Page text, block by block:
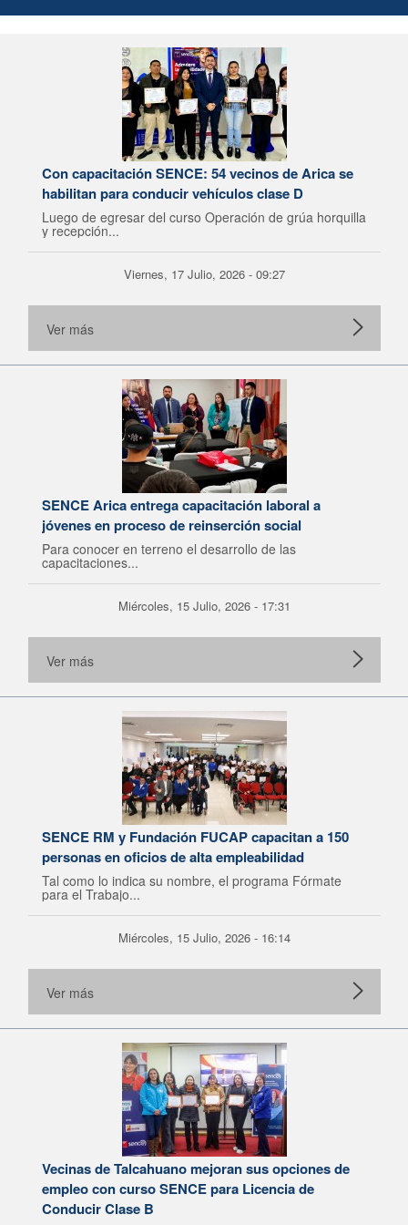
Con capacitación SENCE: 54 vecinos de Arica se
habilitan para conducir vehículos clase D
Luego de egresar del curso Operación de grúa horquilla
y recepción...
Viernes, 17 Julio, 2026 - 09:27
Ver más
SENCE Arica entrega capacitación laboral a
jóvenes en proceso de reinserción social
Para conocer en terreno el desarrollo de las
capacitaciones...
Miércoles, 15 Julio, 2026 - 17:31
Ver más
SENCE RM y Fundación FUCAP capacitan a 150
personas en oficios de alta empleabilidad
Tal como lo indica su nombre, el programa Fórmate
para el Trabajo...
Miércoles, 15 Julio, 2026 - 16:14
Ver más
Vecinas de Talcahuano mejoran sus opciones de
empleo con curso SENCE para Licencia de
Conducir Clase B